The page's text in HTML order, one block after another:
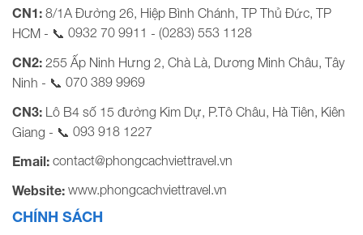
CN1: 8/1A Đường 26, Hiệp Bình Chánh, TP Thủ Đức, TP
HCM - 📞 0932 70 9911 - (0283) 553 1128
CN2: 255 Ấp Ninh Hưng 2, Chà Là, Dương Minh Châu, Tây
Ninh - 📞 070 389 9969
CN3: Lô B4 số 15 đường Kim Dự, P.Tô Châu, Hà Tiên, Kiên
Giang - 📞 093 918 1227
Email: contact@phongcachviettravel.vn
Website: www.phongcachviettravel.vn
CHÍNH SÁCH